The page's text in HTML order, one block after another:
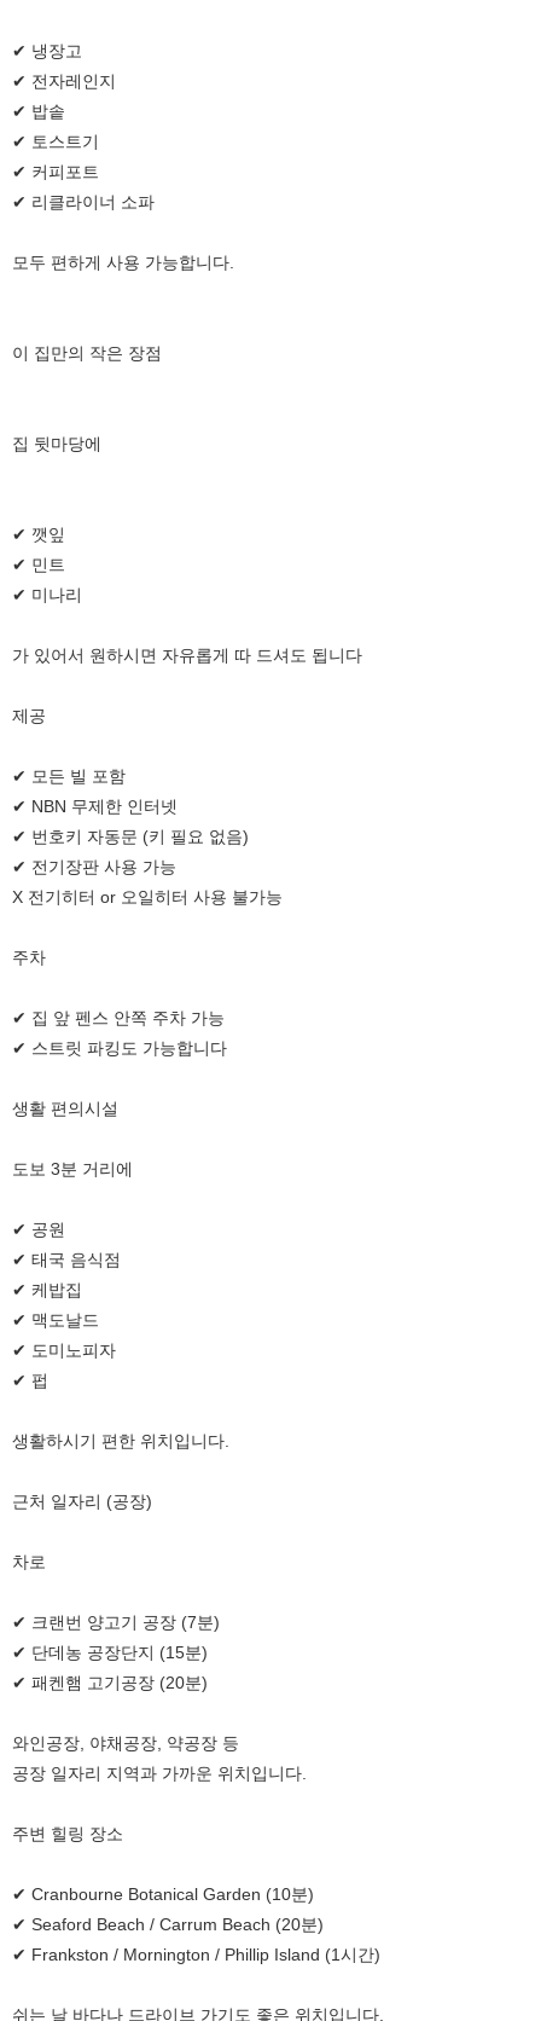
✔ 냉장고
✔ 전자레인지
✔ 밥솥
✔ 토스트기
✔ 커피포트
✔ 리클라이너 소파
모두 편하게 사용 가능합니다.
이 집만의 작은 장점
집 뒷마당에
✔ 깻잎
✔ 민트
✔ 미나리
가 있어서 원하시면 자유롭게 따 드셔도 됩니다
제공
✔ 모든 빌 포함
✔ NBN 무제한 인터넷
✔ 번호키 자동문 (키 필요 없음)
✔ 전기장판 사용 가능
X 전기히터 or 오일히터 사용 불가능
주차
✔ 집 앞 펜스 안쪽 주차 가능
✔ 스트릿 파킹도 가능합니다
생활 편의시설
도보 3분 거리에
✔ 공원
✔ 태국 음식점
✔ 케밥집
✔ 맥도날드
✔ 도미노피자
✔ 펍
생활하시기 편한 위치입니다.
근처 일자리 (공장)
차로
✔ 크랜번 양고기 공장 (7분)
✔ 단데농 공장단지 (15분)
✔ 패켄햄 고기공장 (20분)
와인공장, 야채공장, 약공장 등
공장 일자리 지역과 가까운 위치입니다.
주변 힐링 장소
✔ Cranbourne Botanical Garden (10분)
✔ Seaford Beach / Carrum Beach (20분)
✔ Frankston / Mornington / Phillip Island (1시간)
쉬는 날 바다나 드라이브 가기도 좋은 위치입니다.